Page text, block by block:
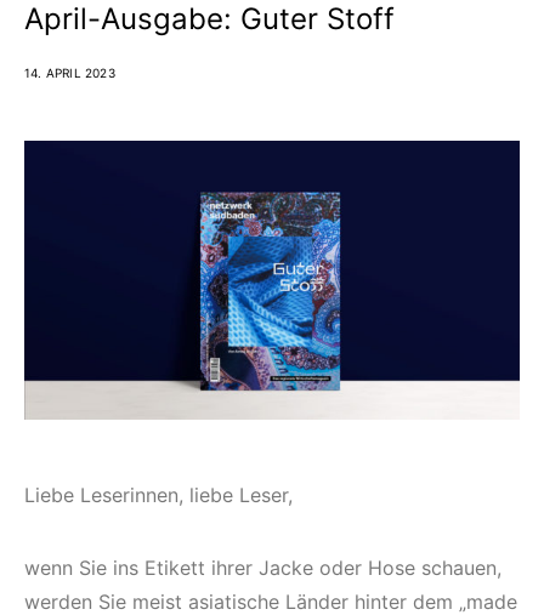
April-Ausgabe: Guter Stoff
14. APRIL 2023
Liebe Leserinnen, liebe Leser,
wenn Sie ins Etikett ihrer Jacke oder Hose schauen,
werden Sie meist asiatische Länder hinter dem „made